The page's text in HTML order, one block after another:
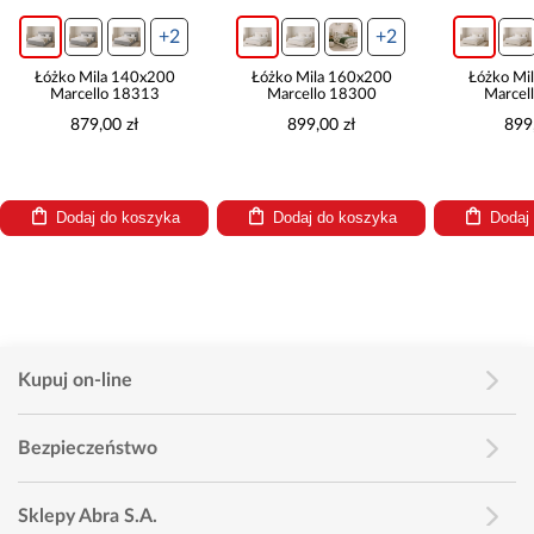
+2
Łóżko Mila 140x200
Marcello 18313
879,00 zł
Dodaj do koszyka
+2
Łóżko Mila 160x200
Marcello 18300
899,00 zł
Dodaj do koszyka
Łóżko
Kupuj on-line
Bezpieczeństwo
Sklepy Abra S.A.